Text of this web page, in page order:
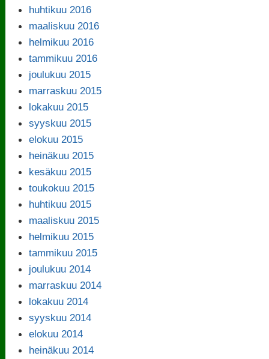
huhtikuu 2016
maaliskuu 2016
helmikuu 2016
tammikuu 2016
joulukuu 2015
marraskuu 2015
lokakuu 2015
syyskuu 2015
elokuu 2015
heinäkuu 2015
kesäkuu 2015
toukokuu 2015
huhtikuu 2015
maaliskuu 2015
helmikuu 2015
tammikuu 2015
joulukuu 2014
marraskuu 2014
lokakuu 2014
syyskuu 2014
elokuu 2014
heinäkuu 2014